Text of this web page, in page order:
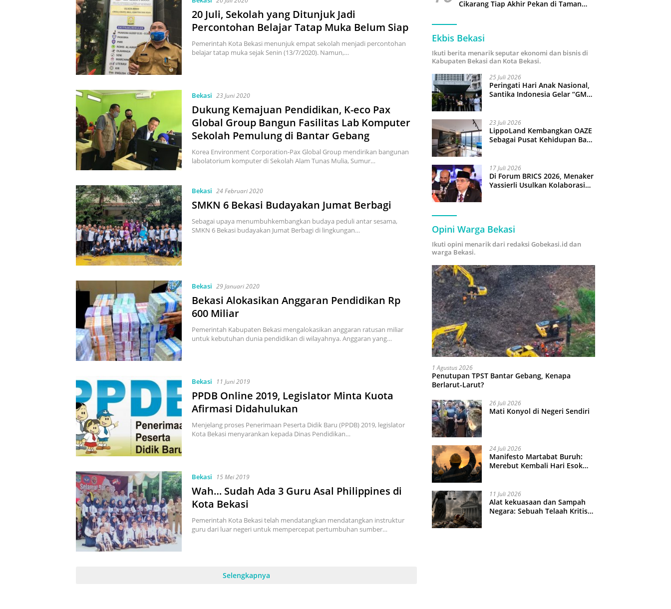
20 Juli, Sekolah yang Ditunjuk Jadi
Percontohan Belajar Tatap Muka Belum Siap
Pemerintah Kota Bekasi menunjuk empat sekolah menjadi percontohan
belajar tatap muka sejak Senin (13/7/2020). Namun,…
Bekasi 23 Juni 2020
Dukung Kemajuan Pendidikan, K-eco Pax
Global Group Bangun Fasilitas Lab Komputer
Sekolah Pemulung di Bantar Gebang
Korea Environment Corporation-Pax Global Group mendirikan bangunan
labolatorium komputer di Sekolah Alam Tunas Mulia, Sumur…
Bekasi 24 Februari 2020
SMKN 6 Bekasi Budayakan Jumat Berbagi
Sebagai upaya menumbuhkembangkan budaya peduli antar sesama,
SMKN 6 Bekasi budayakan Jumat Berbagi di lingkungan…
Bekasi 29 Januari 2020
Bekasi Alokasikan Anggaran Pendidikan Rp
600 Miliar
Pemerintah Kabupaten Bekasi mengalokasikan anggaran ratusan miliar
untuk kebutuhan dunia pendidikan di wilayahnya. Anggaran yang…
Bekasi 11 Juni 2019
PPDB Online 2019, Legislator Minta Kuota
Afirmasi Didahulukan
Menjelang proses Penerimaan Peserta Didik Baru (PPDB) 2019, legislator
Kota Bekasi menyarankan kepada Dinas Pendidikan…
Bekasi 15 Mei 2019
Wah… Sudah Ada 3 Guru Asal Philippines di
Kota Bekasi
Pemerintah Kota Bekasi telah mendatangkan mendatangkan instruktur
guru dari luar negeri untuk mempercepat pertumbuhan sumber…
Selengkapnya
Cikarang Tiap Akhir Pekan di Taman
Ekbis Bekasi
Ikuti berita menarik seputar ekonomi dan bisnis di
Kabupaten Bekasi dan Kota Bekasi.
25 Juli 2026
Peringati Hari Anak Nasional,
Santika Indonesia Gelar “GM
23 Juli 2026
LippoLand Kembangkan OAZE
Sebagai Pusat Kehidupan Baru
17 Juli 2026
Di Forum BRICS 2026, Menaker
Yassierli Usulkan Kolaborasi
Opini Warga Bekasi
Ikuti opini menarik dari redaksi Gobekasi.id dan
warga Bekasi.
1 Agustus 2026
Penutupan TPST Bantar Gebang, Kenapa
Berlarut-Larut?
26 Juli 2026
Mati Konyol di Negeri Sendiri
24 Juli 2026
Manifesto Martabat Buruh:
Merebut Kembali Hari Esok
11 Juli 2026
Alat kekuasaan dan Sampah
Negara: Sebuah Telaah Kritis